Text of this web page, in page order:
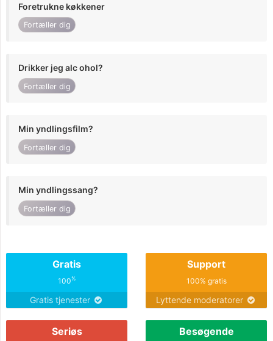
Foretrukne køkkener
Fortæller dig
Drikker jeg alc ohol?
Fortæller dig
Min yndlingsfilm?
Fortæller dig
Min yndlingssang?
Fortæller dig
Gratis
100%
Gratis tjenester
Support
100% gratis
Lyttende moderatorer
Seriøs Besøgende